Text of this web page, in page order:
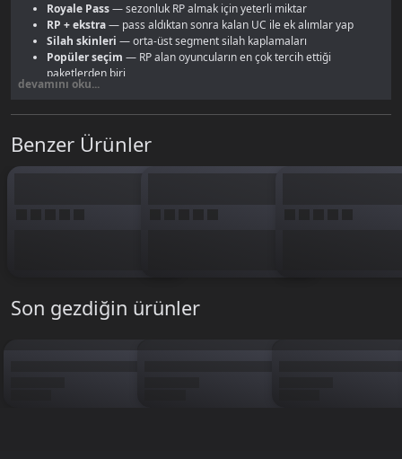
Royale Pass— sezonluk RP almak için yeterli miktar
RP + ekstra— pass aldıktan sonra kalan UC ile ek alımlar yap
Silah skinleri — orta-üst segment silah kaplamaları
Popüler seçim — RP alan oyuncuların en çok tercih ettiği
paketlerden biri
göz at.
devamını oku...
Benzer Ürünler
Son gezdiğin ürünler